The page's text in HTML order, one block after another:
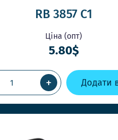
RB 3857 C1
Ціна (опт)
5.80$
+ Додати